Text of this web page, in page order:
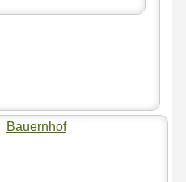
Bauernhof